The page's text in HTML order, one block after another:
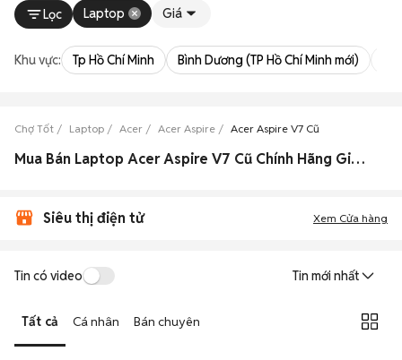
Lọc Laptop Giá
Khu vực: Tp Hồ Chí Minh Bình Dương (TP Hồ Chí Minh mới)
Chợ Tốt Laptop Acer Acer Aspire Acer Aspire V7 Cũ
Mua Bán Laptop Acer Aspire V7 Cũ Chính Hãng Giá Rẻ Hàng Xịn
Siêu thị điện tử Xem Cửa hàng
Tin có video Tin mới nhất
Tất cả Cá nhân Bán chuyên